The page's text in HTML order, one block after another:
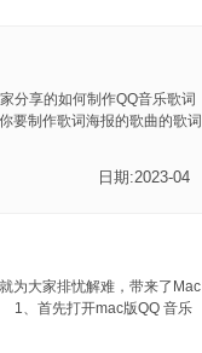
分享的如何制作QQ音乐歌词
制作歌词海报的歌曲的歌词
日期:2023-04
为大家排忧解难，带来了Mac
1、首先打开mac版QQ 音乐